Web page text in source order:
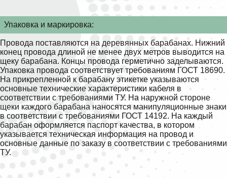
Упаковка и маркировка:
Провода поставляются на деревянных барабанах. Нижний
конец провода длиной не менее двух метров выводится на
щеку барабана. Концы провода герметично заделываются.
Упаковка провода соответствует требованиям ГОСТ 18690.
На прикрепленной к барабану этикетке указываются
основные технические характеристики кабеля в
соответствии с требованиями ТУ. На наружной стороне
щеки каждого барабана наносятся манипуляционные знаки
в соответствии с требованиями ГОСТ 14192. На каждый
барабан оформляется паспорт качества, в котором
указывается техническая информация на провод и
основные данные по заказу в соответствии с требованиями
ТУ.